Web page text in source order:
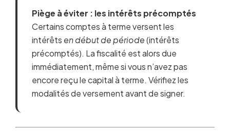
Piège à éviter : les intérêts précomptés
Certains comptes à terme versent les
intérêts en début de période(intérêts
précomptés). La fiscalité est alors due
immédiatement, même si vous n’avez pas
encore reçu le capital à terme. Vérifiez les
modalités de versement avant de signer.